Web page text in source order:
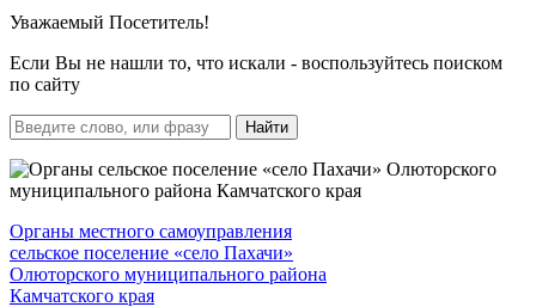
Уважаемый Посетитель!
Если Вы не нашли то, что искали - воспользуйтесь поиском
по сайту
Найти
Органы местного самоуправления
сельское поселение «село Пахачи»
Олюторского муниципального района
Камчатского края